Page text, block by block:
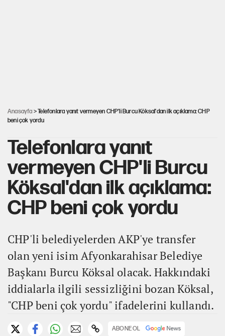
Anasayfa > Telefonlara yanıt vermeyen CHP'li Burcu Köksal'dan ilk açıklama: CHP
beni çok yordu
Telefonlara yanıt
vermeyen CHP'li Burcu
Köksal'dan ilk açıklama:
CHP beni çok yordu
CHP'li belediyelerden AKP'ye transfer
olan yeni isim Afyonkarahisar Belediye
Başkanı Burcu Köksal olacak. Hakkındaki
iddialarla ilgili sessizliğini bozan Köksal,
"CHP beni çok yordu" ifadelerini kullandı.
ABONE OL